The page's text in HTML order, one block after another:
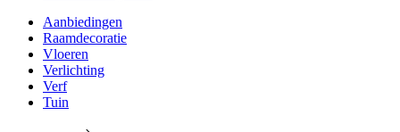
Aanbiedingen
Raamdecoratie
Vloeren
Verlichting
Verf
Tuin